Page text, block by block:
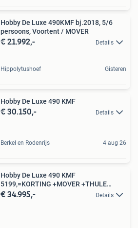
Hobby De Luxe 490KMF bj.2018, 5/6
persoons, Voortent / MOVER
€ 21.992,- Details
Hippolytushoef Gisteren
Hobby De Luxe 490 KMF
€ 30.150,- Details
Berkel en Rodenrijs 4 aug 26
Hobby De Luxe 490 KMF
5199,=KORTING +MOVER +THULE
+BC260
€ 34.995,- Details